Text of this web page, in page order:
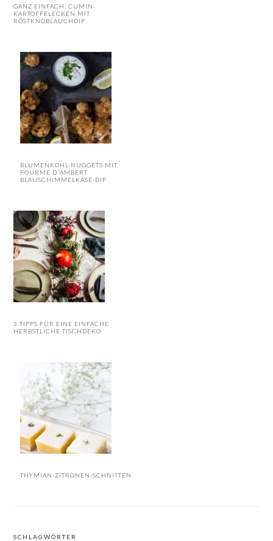
GANZ EINFACH: CUMIN-
KARTOFFELECKEN MIT
RÖSTKNOBLAUCHDIP
BLUMENKOHL-NUGGETS MIT
FOURME D´AMBERT
BLAUSCHIMMELKÄSE-DIP
3 TIPPS FÜR EINE EINFACHE
HERBSTLICHE TISCHDEKO
THYMIAN-ZITRONEN-SCHNITTEN
SCHLAGWÖRTER